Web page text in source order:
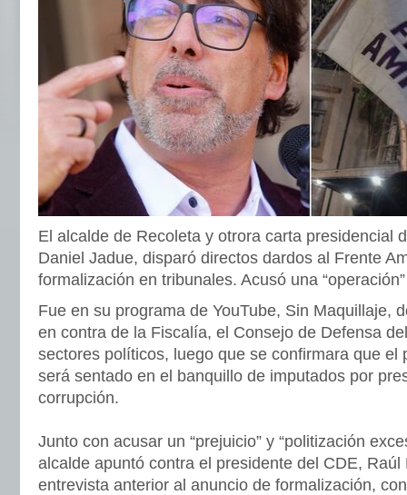
El alcalde de Recoleta y otrora carta presidencial
Daniel Jadue, disparó directos dardos al Frente
formalización en tribunales. Acusó una
Fue en su programa de YouTube, Sin Maquillaje,
en contra de la Fiscalía, el Consejo de Defensa
sectores políticos, luego que se confirmara que el
será sentado en el banquillo de imputados por
corrupción.
Junto con acusar un “prejuicio” y “politización
alcalde apuntó contra el presidente del CDE, Raúl
entrevista anterior al anuncio de formalización,